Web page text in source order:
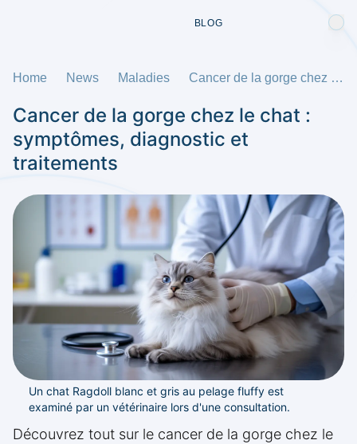
BLOG
Home News Maladies Cancer de la gorge chez le chat : symptômes, diagnostic et traitements
Cancer de la gorge chez le chat :
symptômes, diagnostic et
traitements
Un chat Ragdoll blanc et gris au pelage fluffy est
examiné par un vétérinaire lors d'une consultation.
Découvrez tout sur le cancer de la gorge chez le